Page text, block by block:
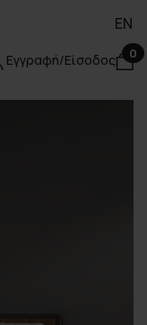
EN
Εγγραφή/Είσοδος 0